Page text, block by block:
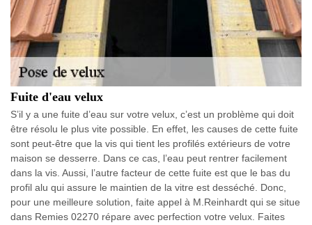
Fuite d'eau velux
S’il y a une fuite d’eau sur votre velux, c’est un problème qui doit
être résolu le plus vite possible. En effet, les causes de cette fuite
sont peut-être que la vis qui tient les profilés extérieurs de votre
maison se desserre. Dans ce cas, l’eau peut rentrer facilement
dans la vis. Aussi, l’autre facteur de cette fuite est que le bas du
profil alu qui assure le maintien de la vitre est desséché. Donc,
pour une meilleure solution, faite appel à M.Reinhardt qui se situe
dans Remies 02270 répare avec perfection votre velux. Faites